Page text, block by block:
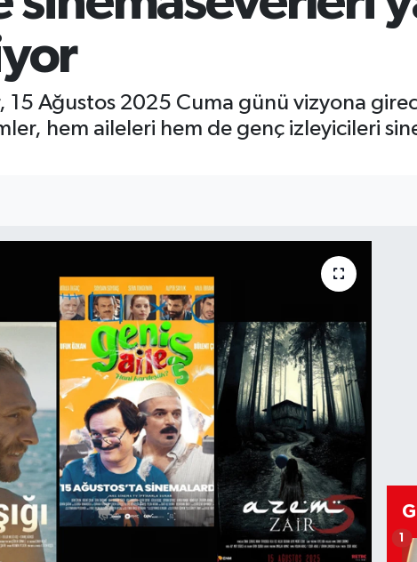
15 Ağustos 2025 Cuma günü vizyona
hem aileleri hem de genç izleyicileri
1